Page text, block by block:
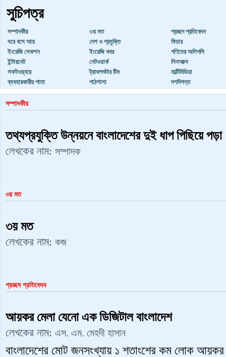
সুচিপত্র
সম্পাদকীয় ৩য় মত
প্রচ্ছদ প্রতিবেদন
ঘরে বসে ‍আয়
দেশ ও প্রযুক্তি
ফিচার
ইংরেজি সেকশন
ইংরেজি খবর
গণিতের অলিগলি
ইন্টারনেট
নেটওয়ার্ক
লিনআক্স
সফটওয়্যার
ট্রাবলশুটার টিম
মাল্টিমিডিয়া
ব্যবহারকারীর পাতা
পাঠশালা দশদিগন্ত
সম্পাদকীয়
তথ্যপ্রযুক্তি উন্নয়নে বাংলাদেশের দুই ধাপ পিছিয়ে পড়া
লেখকের নাম: সম্পাদক
৩য় মত
৩য় মত
লেখকের নাম: কজ
প্রচ্ছদ প্রতিবেদন
আয়কর মেলা যেনো এক ডিজিটাল বাংলাদেশ
লেখকের নাম: এস. এম. মেহদী হাসান
বাংলাদেশের মোট জনসংখ্যায় ১ শতাংশের কম লোক আয়কর